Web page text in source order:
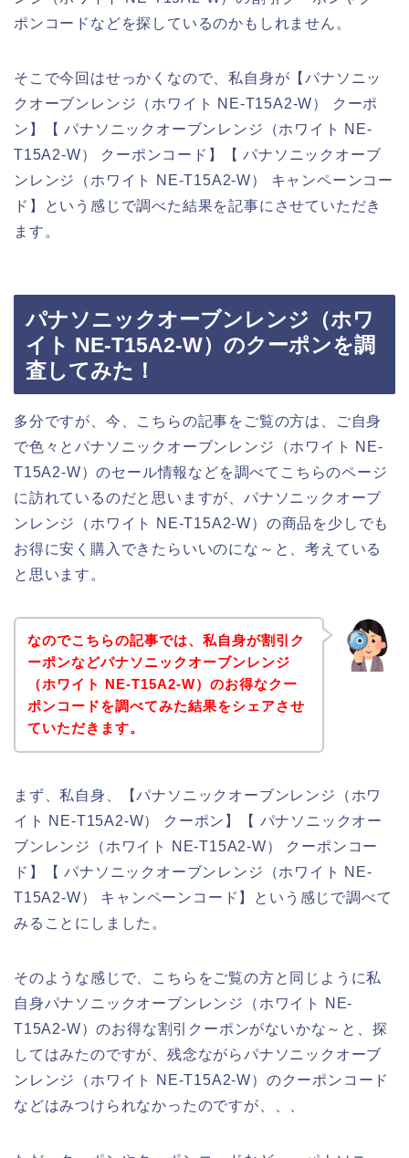
ポンコードなどを探しているのかもしれません。
そこで今回はせっかくなので、私自身が【パナソニッ
クオーブンレンジ（ホワイト NE-T15A2-W） クーポ
ン】【 パナソニックオーブンレンジ（ホワイト NE-
T15A2-W） クーポンコード】【 パナソニックオーブ
ンレンジ（ホワイト NE-T15A2-W） キャンペーンコー
ド】という感じで調べた結果を記事にさせていただき
ます。
パナソニックオーブンレンジ（ホワ
イト NE-T15A2-W）のクーポンを調
査してみた！
多分ですが、今、こちらの記事をご覧の方は、ご自身
で色々とパナソニックオーブンレンジ（ホワイト NE-
T15A2-W）のセール情報などを調べてこちらのページ
に訪れているのだと思いますが、パナソニックオーブ
ンレンジ（ホワイト NE-T15A2-W）の商品を少しでも
お得に安く購入できたらいいのにな～と、考えている
と思います。
なのでこちらの記事では、私自身が割引ク
ーポンなどパナソニックオーブンレンジ
（ホワイト NE-T15A2-W）のお得なクー
ポンコードを調べてみた結果をシェアさせ
ていただきます。
まず、私自身、【パナソニックオーブンレンジ（ホワ
イト NE-T15A2-W） クーポン】【 パナソニックオー
ブンレンジ（ホワイト NE-T15A2-W） クーポンコー
ド】【 パナソニックオーブンレンジ（ホワイト NE-
T15A2-W） キャンペーンコード】という感じで調べて
みることにしました。
そのような感じで、こちらをご覧の方と同じように私
自身パナソニックオーブンレンジ（ホワイト NE-
T15A2-W）のお得な割引クーポンがないかな～と、探
してはみたのですが、残念ながらパナソニックオーブ
ンレンジ（ホワイト NE-T15A2-W）のクーポンコード
などはみつけられなかったのですが、、、